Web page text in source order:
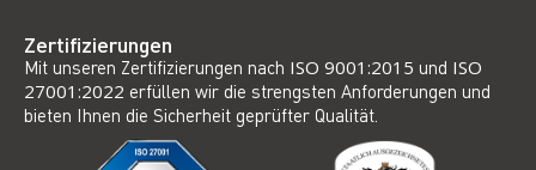
Zertifizierungen
Mit unseren Zertifizierungen nach ISO 9001:2015 und ISO
27001:2022 erfüllen wir die strengsten Anforderungen und
bieten Ihnen die Sicherheit geprüfter Qualität.